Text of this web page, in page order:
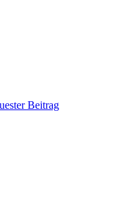
Beitrag